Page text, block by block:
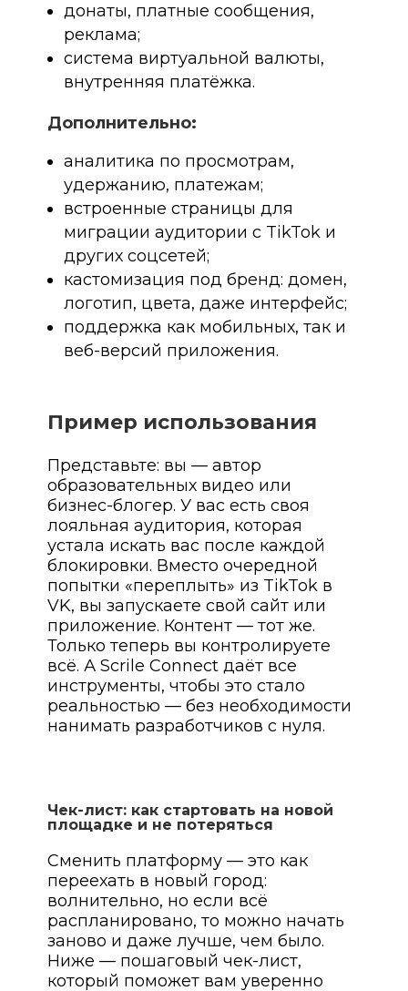
донаты, платные сообщения,
реклама;
система виртуальной валюты,
внутренняя платёжка.
Дополнительно:
аналитика по просмотрам,
удержанию, платежам;
встроенные страницы для
миграции аудитории с TikTok и
других соцсетей;
кастомизация под бренд: домен,
логотип, цвета, даже интерфейс;
поддержка как мобильных, так и
веб-версий приложения.
Пример использования
Представьте: вы — автор
образовательных видео или
бизнес-блогер. У вас есть своя
лояльная аудитория, которая
устала искать вас после каждой
блокировки. Вместо очередной
попытки «переплыть» из TikTok в
VK, вы запускаете свой сайт или
приложение. Контент — тот же.
Только теперь вы контролируете
всё. А Scrile Connect даёт все
инструменты, чтобы это стало
реальностью — без необходимости
нанимать разработчиков с нуля.
Чек-лист: как стартовать на новой
площадке и не потеряться
Сменить платформу — это как
переехать в новый город:
волнительно, но если всё
распланировано, то можно начать
заново и даже лучше, чем было.
Ниже — пошаговый чек-лист,
который поможет вам уверенно